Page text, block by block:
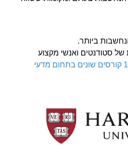
ביותר.
של סטודנטים ואנשי מקצוע
14 קורסים שונים בתחום מדעי